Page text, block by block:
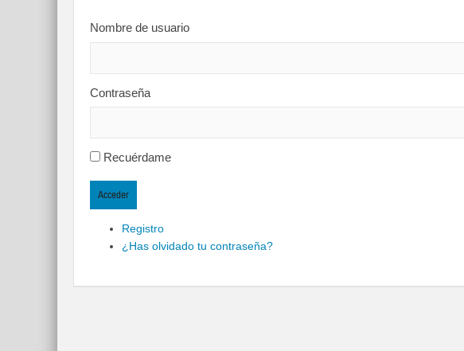
Nombre de usuario
Contraseña
Recuérdame
Acceder
Registro
¿Has olvidado tu contraseña?